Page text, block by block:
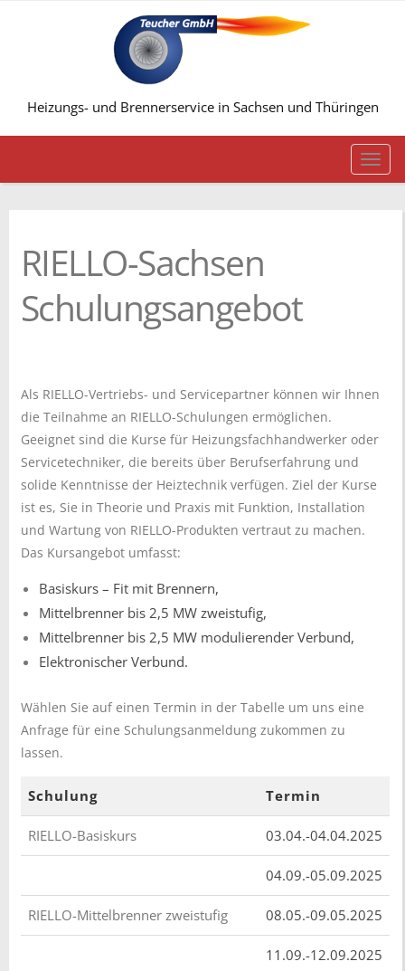
Heizungs- und Brennerservice in Sachsen und Thüringen
RIELLO-Sachsen
Schulungsangebot
Als RIELLO-Vertriebs- und Servicepartner können wir Ihnen
die Teilnahme an RIELLO-Schulungen ermöglichen.
Geeignet sind die Kurse für Heizungsfachhandwerker oder
Servicetechniker, die bereits über Berufserfahrung und
solide Kenntnisse der Heiztechnik verfügen. Ziel der Kurse
ist es, Sie in Theorie und Praxis mit Funktion, Installation
und Wartung von RIELLO-Produkten vertraut zu machen.
Das Kursangebot umfasst:
Basiskurs – Fit mit Brennern,
Mittelbrenner bis 2,5 MW zweistufig,
Mittelbrenner bis 2,5 MW modulierender Verbund,
Elektronischer Verbund.
Wählen Sie auf einen Termin in der Tabelle um uns eine
Anfrage für eine Schulungsanmeldung zukommen zu
lassen.
Schulung Termin
RIELLO-Basiskurs 03.04.-04.04.2025
04.09.-05.09.2025
RIELLO-Mittelbrenner zweistufig 08.05.-09.05.2025
11.09.-12.09.2025